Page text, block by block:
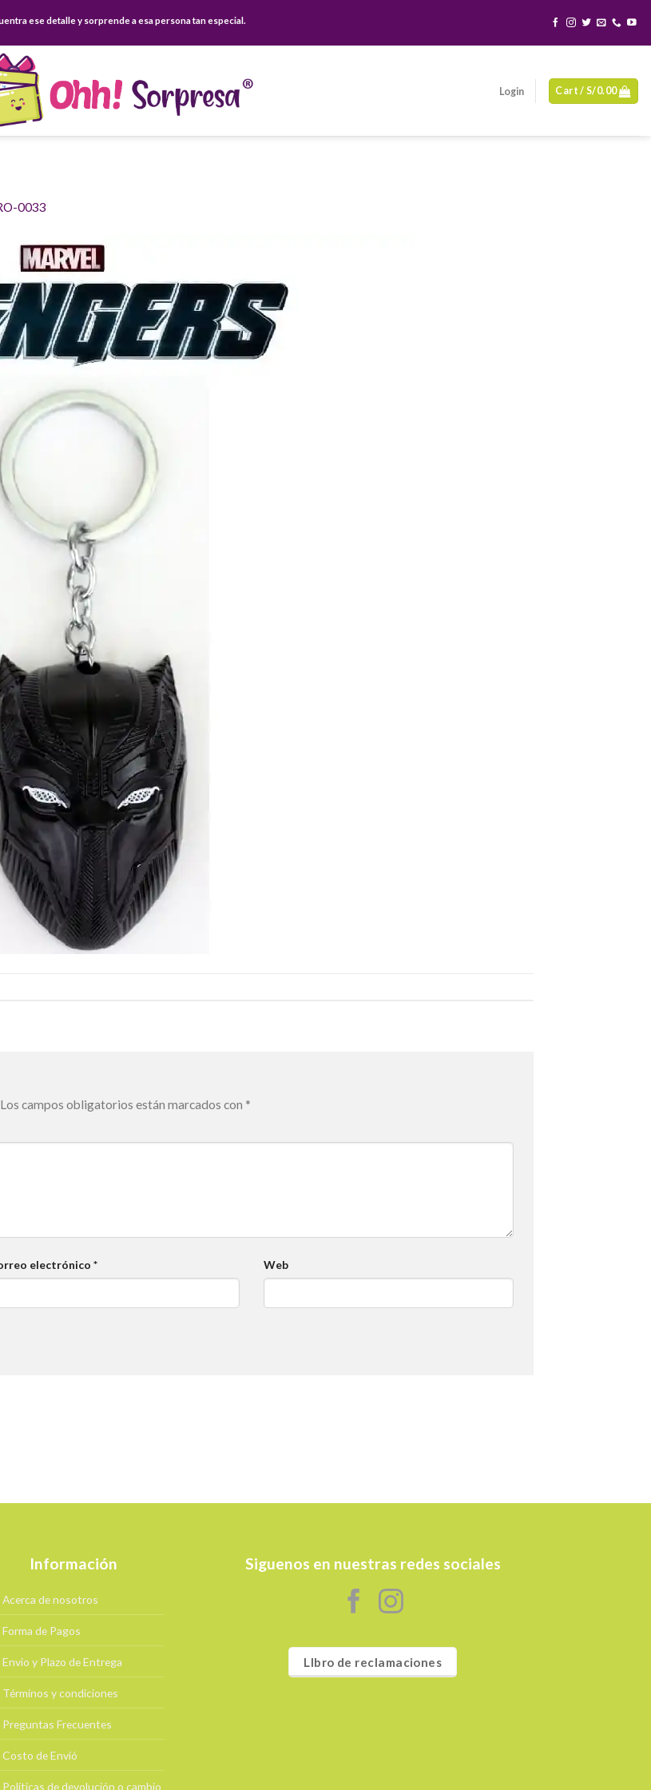
ese detalle y sorprende a esa persona tan especial.
Login Cart /S/0.00
0033
Los campos obligatorios están marcados con *
electrónico* Web
Información
Acerca de nosotros
Forma de Pagos
Envio y Plazo de Entrega
Términos y condiciones
Preguntas Frecuentes
Costo de Envió
Políticas de devolución o cambio
Siguenos en nuestras redes sociales
LIbro de reclamaciones